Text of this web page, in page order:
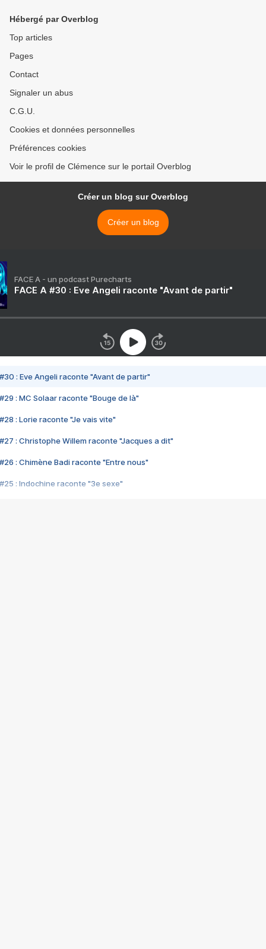
Hébergé par Overblog
Top articles
Pages
Contact
Signaler un abus
C.G.U.
Cookies et données personnelles
Préférences cookies
Voir le profil de Clémence sur le portail Overblog
Créer un blog sur Overblog
Créer un blog
FACE A - un podcast Purecharts
FACE A #30 : Eve Angeli raconte "Avant de partir"
#30 : Eve Angeli raconte "Avant de partir"
#29 : MC Solaar raconte "Bouge de là"
#28 : Lorie raconte "Je vais vite"
#27 : Christophe Willem raconte "Jacques a dit"
#26 : Chimène Badi raconte "Entre nous"
#25 : Indochine raconte "3e sexe"